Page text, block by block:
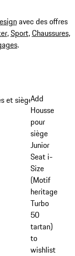
avec des offres
,Sport,Chaussures,
.
et sièges enfants
Add
Housse
pour
siège
Junior
Seat i-
Size
(Motif
heritage
Turbo
50
tartan)
to
wishlist